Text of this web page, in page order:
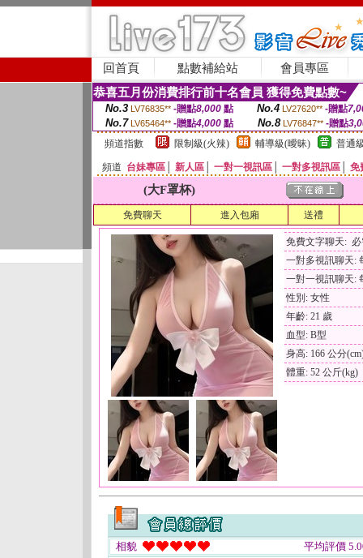
回首頁 點數補給站 會員專區
恭喜五月份消費排行前十名會員 獲得免費點數~
No.3 LV76835** -贈點8,000點 No.4 LV27620** -贈點
No.7 LV65464** -贈點4,000 點 No.8 LV76847** -贈點
頻道指數
限制級(火辣) 輔導級(曖昧) 普通
頻道 台妹專區 新人區 一對一視訊區 一對多視訊區 免
(大F罩杯)
免費聊天 進入包廂 送禮
免費文字聊天:
一對多視訊聊天:
一對一視訊聊天:
性別: 女性
年齡: 21 歲
血型: B型
身高: 166 公分
體重: 52 公斤(kg)
相貌
平均評價